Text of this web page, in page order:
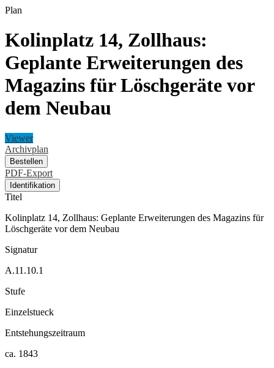
Plan
Kolinplatz 14, Zollhaus:
Geplante Erweiterungen des
Magazins für Löschgeräte vor
dem Neubau
Viewer
Archivplan
Bestellen
PDF-Export
Identifikation
Titel
Kolinplatz 14, Zollhaus: Geplante Erweiterungen des Magazins für
Löschgeräte vor dem Neubau
Signatur
A.11.10.1
Stufe
Einzelstueck
Entstehungszeitraum
ca. 1843